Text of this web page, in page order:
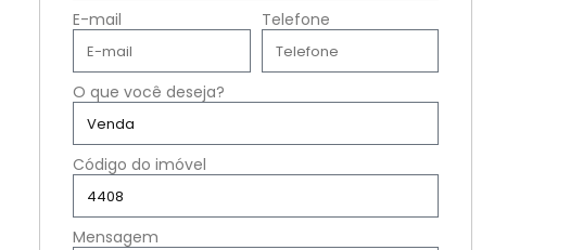
E-mail Telefone
O que você deseja?
Código do imóvel
Mensagem